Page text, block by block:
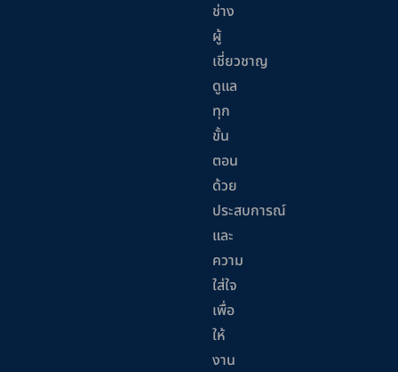
ช่าง
ผู้
เชี่ยวชาญ
ดูแล
ทุก
ขั้น
ตอน
ด้วย
ประสบการณ์
และ
ความ
ใส่ใจ
เพื่อ
ให้
งาน